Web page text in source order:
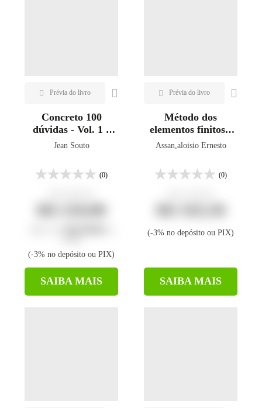
Concreto 100
dúvidas - Vol. 1 e
Vol. 2
Jean Souto
(0)
(-3% no depósito ou PIX)
SAIBA MAIS
Método dos
elementos finitos -
3ª ed.
Assan,aloisio Ernesto
(0)
(-3% no depósito ou PIX)
SAIBA MAIS